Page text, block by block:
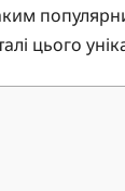
цього